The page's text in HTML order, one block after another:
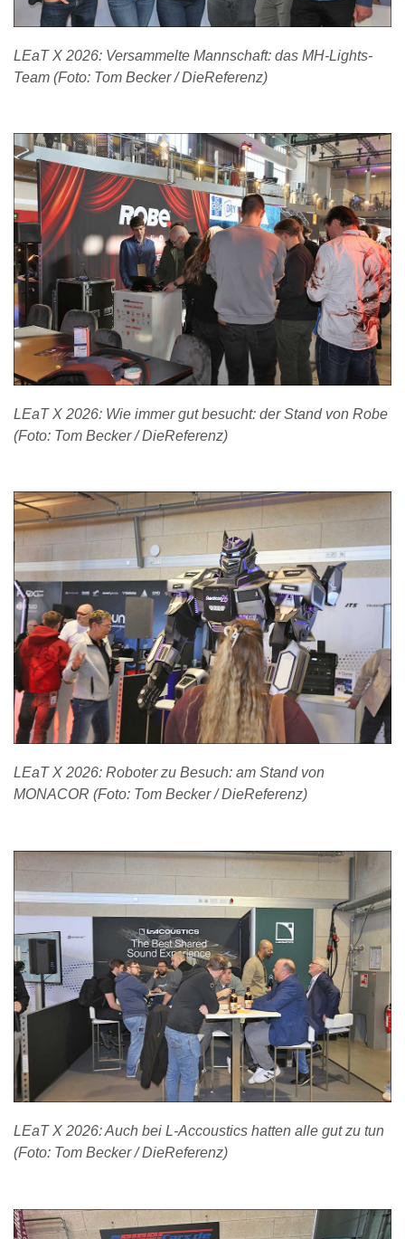
LEaT X 2026: Versammelte Mannschaft: das MH-Lights-
Team (Foto: Tom Becker / DieReferenz)
LEaT X 2026: Wie immer gut besucht: der Stand von Robe
(Foto: Tom Becker / DieReferenz)
LEaT X 2026: Roboter zu Besuch: am Stand von
MONACOR (Foto: Tom Becker / DieReferenz)
LEaT X 2026: Auch bei L-Accoustics hatten alle gut zu tun
(Foto: Tom Becker / DieReferenz)